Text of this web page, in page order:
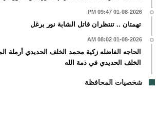
01-08-2026 09:47 PM
تهمتان .. تنتظران قاتل الشابة نور برغل
01-08-2026 08:02 AM
الحاجه الفاضله زكية محمد الخلف الحديدي أرملة
الخلف الحديدي في ذمة الله
شخصيات المحافظة